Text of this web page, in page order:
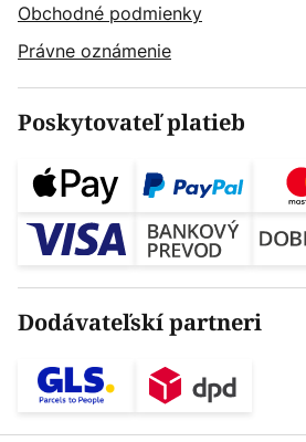
Obchodné podmienky
Právne oznámenie
Poskytovateľ platieb
Dodávateľskí partneri